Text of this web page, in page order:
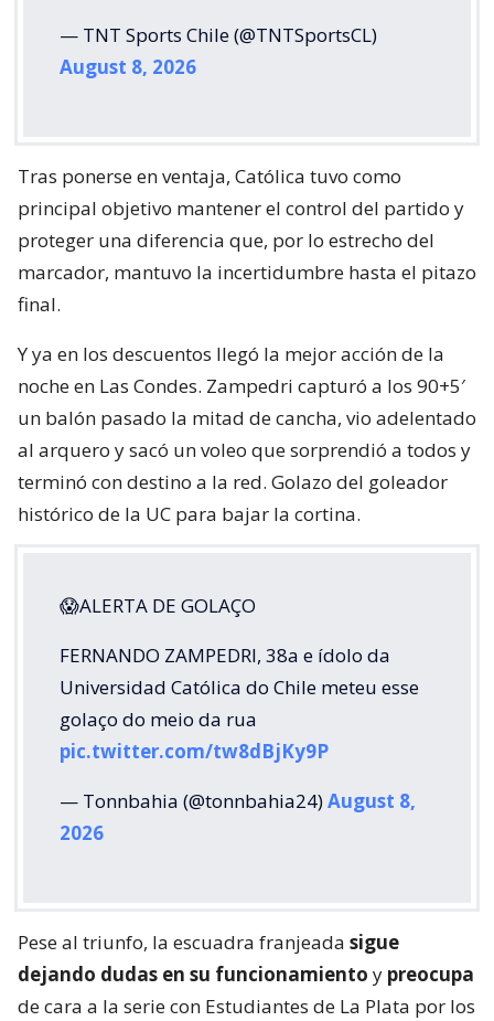
— TNT Sports Chile (@TNTSportsCL)
August 8, 2026
Tras ponerse en ventaja, Católica tuvo como
principal objetivo mantener el control del partido y
proteger una diferencia que, por lo estrecho del
marcador, mantuvo la incertidumbre hasta el pitazo
final.
Y ya en los descuentos llegó la mejor acción de la
noche en Las Condes. Zampedri capturó a los 90+5′
un balón pasado la mitad de cancha, vio adelentado
al arquero y sacó un voleo que sorprendió a todos y
terminó con destino a la red. Golazo del goleador
histórico de la UC para bajar la cortina.
😱ALERTA DE GOLAÇO
FERNANDO ZAMPEDRI, 38a e ídolo da
Universidad Católica do Chile meteu esse
golaço do meio da rua
pic.twitter.com/tw8dBjKy9P
— Tonnbahia (@tonnbahia24)August 8,
2026
Pese al triunfo, la escuadra franjeada sigue
dejando dudas en su funcionamiento y preocupa
de cara a la serie con Estudiantes de La Plata por los